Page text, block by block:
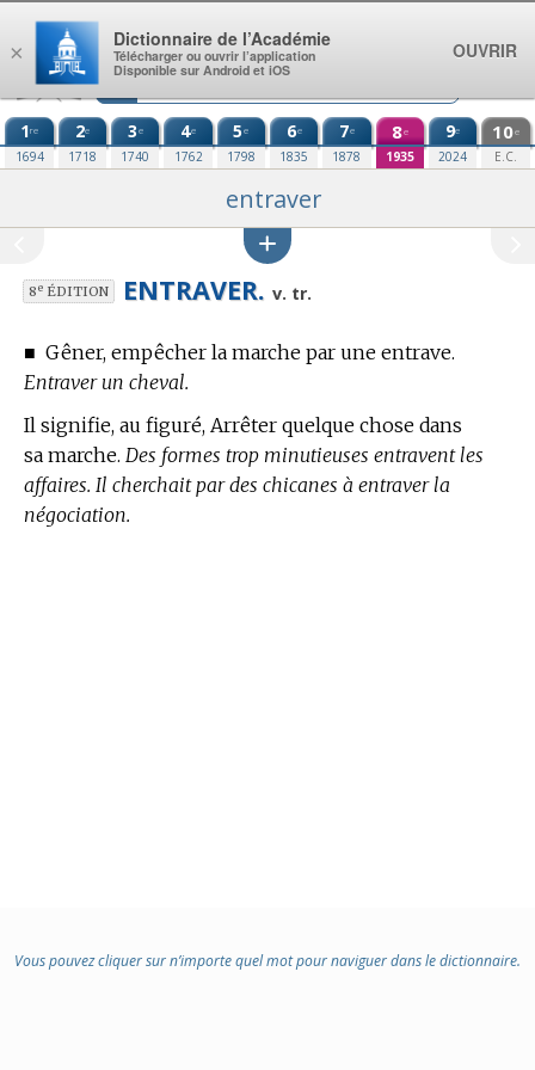
Aller au contenu
1re
1694
2e
1718
3e
1740
4e
1762
5e
1798
6e
1835
7e
1878
8e
1935
9e
2024
10e
E.C.
entraver
8eÉDITION ENTRAVER. v. tr.
■ Gêner, empêcher la marche par une entrave.
Entraver un cheval.
Il signifie, au figuré, Arrêter quelque chose dans
sa marche. Des formes trop minutieuses entravent les
affaires. Il cherchait par des chicanes à entraver la
négociation.
Vous pouvez cliquer sur n’importe quel mot pour naviguer dans le dictionnaire.
×
Dictionnaire de l’Académie
Télécharger ou ouvrir l’application
Disponible sur Android et iOS
OUVRIR